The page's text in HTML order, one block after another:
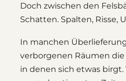
Doch zwischen den
Schatten. Spalten, Risse,
In manchen
verborgenen Räumen die
in denen sich etwas birgt.